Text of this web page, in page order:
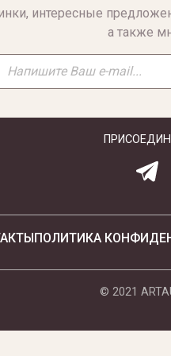
интересные
а также
ПОЛИТИКА
© 2021